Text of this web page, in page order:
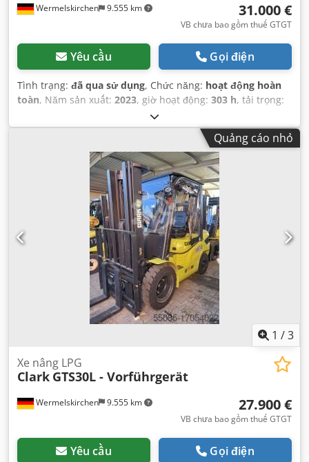
Wermelskirchen 9.555 km 31.000 €
VB chưa bao gồm thuế GTGT
Yêu cầu Gọi điện
Tình trạng: đã qua sử dụng, Chức năng: hoạt động hoàn
toàn, Năm sản xuất: 2023, giờ hoạt động: 303 h, tải trọng:
4.800 mm
loại nhiên liệu:diesel, loại cột:triplex, chiều cao xây dựng:
, loại truyền động:
Quảng cáo nhỏ
1 /3
Wermelskirchen 9.555 km
Xe nâng LPG
Clark GTS30L - Vorführgerät
27.900 €
VB chưa bao gồm thuế GTGT
Yêu cầu Gọi điện